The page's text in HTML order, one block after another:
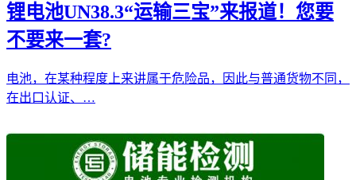
锂电池UN38.3“运输三宝”来报道！您要
不要来一套?
电池，在某种程度上来讲属于危险品，因此与普通货物不同，
在出口认证、…